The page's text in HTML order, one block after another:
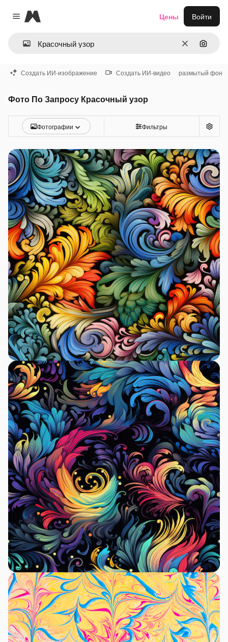
Close menu
Magnific
ОчиститьПоиск
Цены Войти
Создать ИИ-изображение Создать ИИ-видео размытый фон
Фото По Запросу Красочный узор
Фотографии Фильтры